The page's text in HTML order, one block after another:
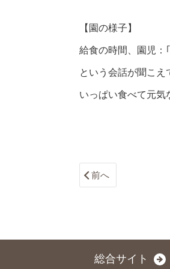
【園の様子】
給食の時間、園児
という会話が聞こえ
いっぱい食べて元気
前へ
総合サイト